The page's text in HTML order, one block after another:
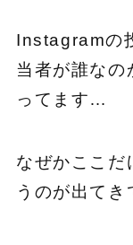
Instagramの
当者が誰なの
ってます…
なぜかここ
うのが出て